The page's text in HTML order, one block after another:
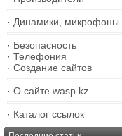
· Динамики, микрофоны
· Безопасность
· Телефония
· Создание сайтов
· О сайте wasp.kz...
· Каталог ссылок